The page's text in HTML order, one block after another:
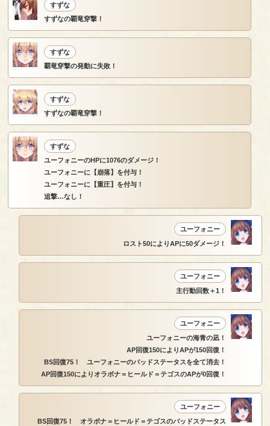
すずな
すずなの覇竜穿撃！
すずな
覇竜穿撃の発動に失敗！
すずな
すずなの覇竜穿撃！
すずな
ユーフォニーのHPに1076のダメージ！
ユーフォニーに【崩落】を付与！
ユーフォニーに【重圧】を付与！
追撃…なし！
ユーフォニー
ロスト50によりAPに50ダメージ！
ユーフォニー
主行動回数＋1！
ユーフォニー
ユーフォニーの海青の凪！
AP回復150によりAPが150回復！
BS回復75！ ユーフォニーのバッドステータスを全て消去！
AP回復150によりオラボナ＝ヒールド＝テゴスのAPが0回復！
ユーフォニー
BS回復75！ オラボナ＝ヒールド＝テゴスのバッドステータス